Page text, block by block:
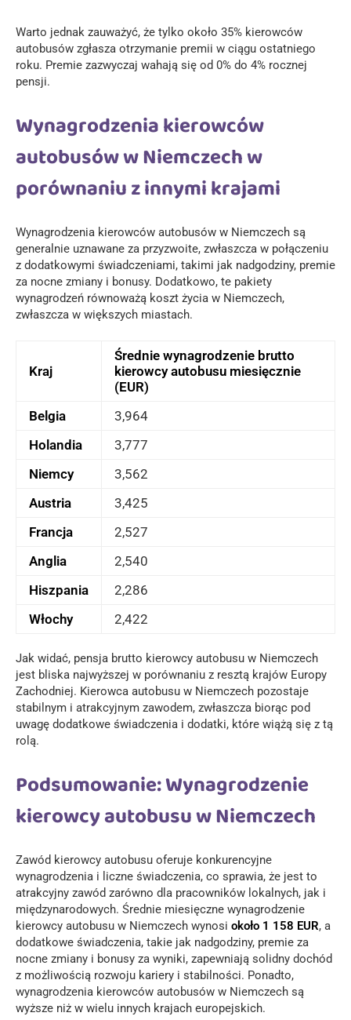
Warto jednak zauważyć, że tylko około 35% kierowców
autobusów zgłasza otrzymanie premii w ciągu ostatniego
roku. Premie zazwyczaj wahają się od 0% do 4% rocznej
pensji.
Wynagrodzenia kierowców
autobusów w Niemczech w
porównaniu z innymi krajami
Wynagrodzenia kierowców autobusów w Niemczech są
generalnie uznawane za przyzwoite, zwłaszcza w połączeniu
z dodatkowymi świadczeniami, takimi jak nadgodziny, premie
za nocne zmiany i bonusy. Dodatkowo, te pakiety
wynagrodzeń równoważą koszt życia w Niemczech,
zwłaszcza w większych miastach.
Kraj
Średnie wynagrodzenie brutto
kierowcy autobusu miesięcznie
(EUR)
Belgia
3,964
Holandia
3,777
Niemcy
3,562
Austria
3,425
Francja
2,527
Anglia
2,540
Hiszpania
2,286
Włochy
2,422
Jak widać, pensja brutto kierowcy autobusu w Niemczech
jest bliska najwyższej w porównaniu z resztą krajów Europy
Zachodniej. Kierowca autobusu w Niemczech pozostaje
stabilnym i atrakcyjnym zawodem, zwłaszcza biorąc pod
uwagę dodatkowe świadczenia i dodatki, które wiążą się z tą
rolą.
Podsumowanie: Wynagrodzenie
kierowcy autobusu w Niemczech
Zawód kierowcy autobusu oferuje konkurencyjne
wynagrodzenia i liczne świadczenia, co sprawia, że jest to
atrakcyjny zawód zarówno dla pracowników lokalnych, jak i
międzynarodowych. Średnie miesięczne wynagrodzenie
kierowcy autobusu w Niemczech wynosi około 1 158 EUR, a
dodatkowe świadczenia, takie jak nadgodziny, premie za
nocne zmiany i bonusy za wyniki, zapewniają solidny dochód
z możliwością rozwoju kariery i stabilności. Ponadto,
wynagrodzenia kierowców autobusów w Niemczech są
wyższe niż w wielu innych krajach europejskich.